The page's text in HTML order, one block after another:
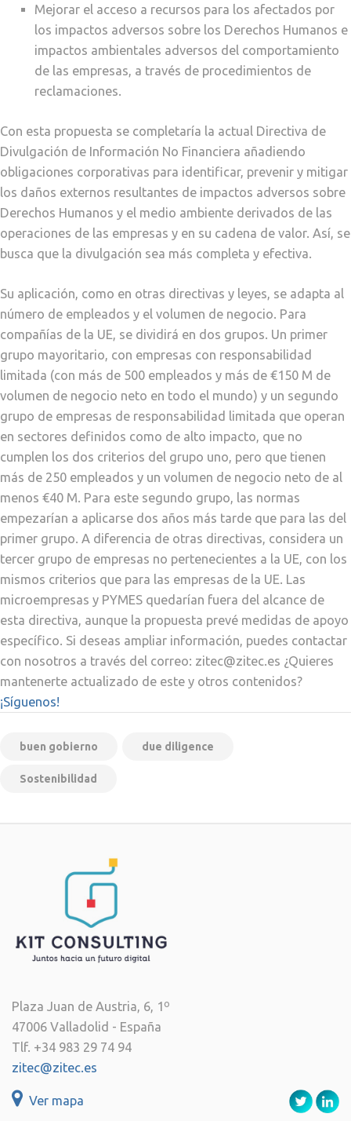
Mejorar el acceso a recursos para los afectados por
los impactos adversos sobre los Derechos Humanos e
impactos ambientales adversos del comportamiento
de las empresas, a través de procedimientos de
reclamaciones.
Con esta propuesta se completaría la actual Directiva de
Divulgación de Información No Financiera añadiendo
obligaciones corporativas para identificar, prevenir y mitigar
los daños externos resultantes de impactos adversos sobre
Derechos Humanos y el medio ambiente derivados de las
operaciones de las empresas y en su cadena de valor. Así, se
busca que la divulgación sea más completa y efectiva.
Su aplicación, como en otras directivas y leyes, se adapta al
número de empleados y el volumen de negocio. Para
compañías de la UE, se dividirá en dos grupos. Un primer
grupo mayoritario, con empresas con responsabilidad
limitada (con más de 500 empleados y más de €150 M de
volumen de negocio neto en todo el mundo) y un segundo
grupo de empresas de responsabilidad limitada que operan
en sectores definidos como de alto impacto, que no
cumplen los dos criterios del grupo uno, pero que tienen
más de 250 empleados y un volumen de negocio neto de al
menos €40 M. Para este segundo grupo, las normas
empezarían a aplicarse dos años más tarde que para las del
primer grupo. A diferencia de otras directivas, considera un
tercer grupo de empresas no pertenecientes a la UE, con los
mismos criterios que para las empresas de la UE. Las
microempresas y PYMES quedarían fuera del alcance de
esta directiva, aunque la propuesta prevé medidas de apoyo
específico. Si deseas ampliar información, puedes contactar
con nosotros a través del correo: zitec@zitec.es ¿Quieres
mantenerte actualizado de este y otros contenidos?
¡Síguenos!
buen gobierno due diligence
Sostenibilidad
Plaza Juan de Austria, 6, 1º
47006 Valladolid - España
Tlf. +34 983 29 74 94
zitec@zitec.es
Ver mapa